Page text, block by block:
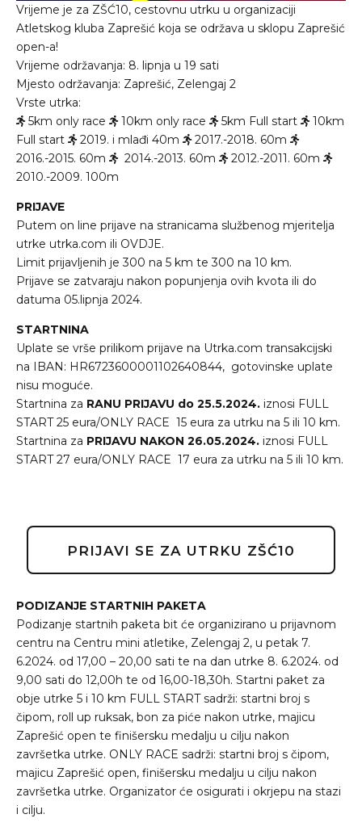
Vrijeme je za ZŠĆ10, cestovnu utrku u organizaciji
Atletskog kluba Zaprešić koja se održava u sklopu Zaprešić
open-a!
Vrijeme održavanja: 8. lipnja u 19 sati
Mjesto održavanja: Zaprešić, Zelengaj 2
Vrste utrka:
5km only race
10km only race 5km Full start
10km
Full start
2019. i mlađi 40m
2017.-2018. 60m
2016.-2015. 60m
2014.-2013. 60m
2012.-2011. 60m
2010.-2009. 100m
PRIJAVE
Putem on line prijave na stranicama službenog mjeritelja
utrke utrka.com ili OVDJE.
Limit prijavljenih je 300 na 5 km te 300 na 10 km.
Prijave se zatvaraju nakon popunjenja ovih kvota ili do
datuma 05.lipnja 2024.
STARTNINA
Uplate se vrše prilikom prijave na Utrka.com transakcijski
na IBAN: HR6723600001102640844, gotovinske uplate
nisu moguće.
Startnina za RANU PRIJAVU do 25.5.2024. iznosi FULL
START 25 eura/ONLY RACE 15 eura za utrku na 5 ili 10 km.
Startnina za PRIJAVU NAKON 26.05.2024. iznosi FULL
START 27 eura/ONLY RACE 17 eura za utrku na 5 ili 10 km.
PRIJAVI SE ZA UTRKU ZŠĆ10
PODIZANJE STARTNIH PAKETA
Podizanje startnih paketa bit će organizirano u prijavnom
centru na Centru mini atletike, Zelengaj 2, u petak 7.
6.2024. od 17,00 – 20,00 sati te na dan utrke 8. 6.2024. od
9,00 sati do 12,00h te od 16,00-18,30h. Startni paket za
obje utrke 5 i 10 km FULL START sadrži: startni broj s
čipom, roll up ruksak, bon za piće nakon utrke, majicu
Zaprešić open te finišersku medalju u cilju nakon
završetka utrke. ONLY RACE sadrži: startni broj s čipom,
majicu Zaprešić open, finišersku medalju u cilju nakon
završetka utrke. Organizator će osigurati i okrjepu na stazi
i cilju.